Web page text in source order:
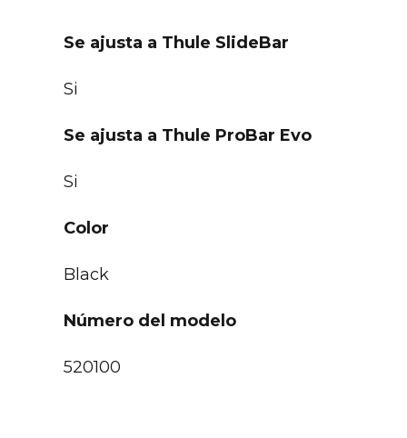
Se ajusta a Thule SlideBar
Si
Se ajusta a Thule ProBar Evo
Si
Color
Black
Número del modelo
520100